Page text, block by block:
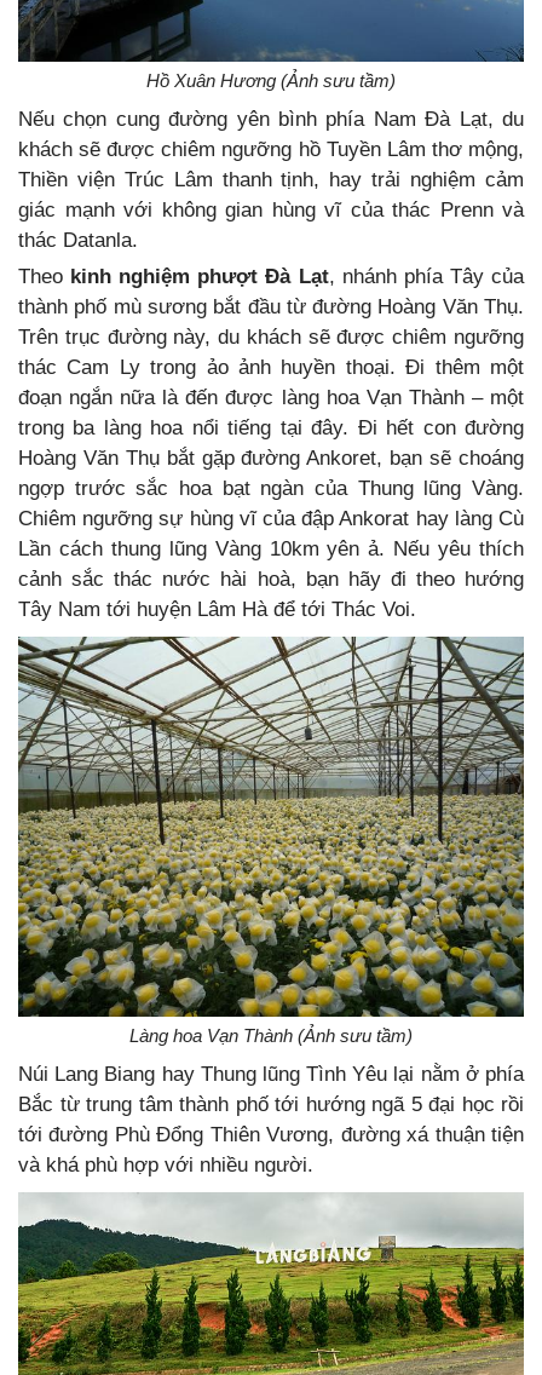
Hồ Xuân Hương (Ảnh sưu tầm)
Nếu chọn cung đường yên bình phía Nam Đà Lạt, du
khách sẽ được chiêm ngưỡng hồ Tuyền Lâm thơ mộng,
Thiền viện Trúc Lâm thanh tịnh, hay trải nghiệm cảm
giác mạnh với không gian hùng vĩ của thác Prenn và
thác Datanla.
Theo kinh nghiệm phượt Đà Lạt, nhánh phía Tây của
thành phố mù sương bắt đầu từ đường Hoàng Văn Thụ.
Trên trục đường này, du khách sẽ được chiêm ngưỡng
thác Cam Ly trong ảo ảnh huyền thoại. Đi thêm một
đoạn ngắn nữa là đến được làng hoa Vạn Thành – một
trong ba làng hoa nổi tiếng tại đây. Đi hết con đường
Hoàng Văn Thụ bắt gặp đường Ankoret, bạn sẽ choáng
ngợp trước sắc hoa bạt ngàn của Thung lũng Vàng.
Chiêm ngưỡng sự hùng vĩ của đập Ankorat hay làng Cù
Lần cách thung lũng Vàng 10km yên ả. Nếu yêu thích
cảnh sắc thác nước hài hoà, bạn hãy đi theo hướng
Tây Nam tới huyện Lâm Hà để tới Thác Voi.
Làng hoa Vạn Thành (Ảnh sưu tầm)
Núi Lang Biang hay Thung lũng Tình Yêu lại nằm ở phía
Bắc từ trung tâm thành phố tới hướng ngã 5 đại học rồi
tới đường Phù Đổng Thiên Vương, đường xá thuận tiện
và khá phù hợp với nhiều người.